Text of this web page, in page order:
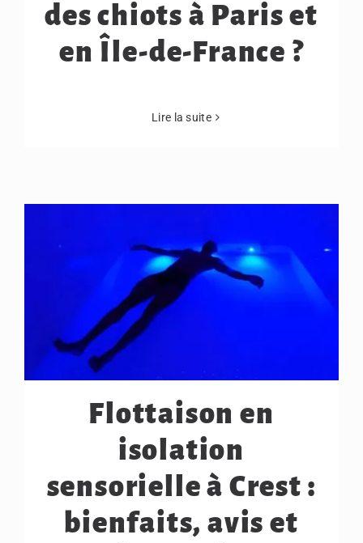
des chiots à Paris et
en Île-de-France ?
Lire la suite
Flottaison en
isolation
sensorielle à Crest :
bienfaits, avis et